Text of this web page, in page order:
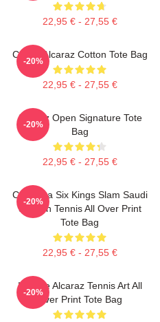
22,95 € - 27,55 €
Carlos Alcaraz Cotton Tote Bag
22,95 € - 27,55 €
-20%
Alcaraz Open Signature Tote
Bag
22,95 € - 27,55 €
-20%
Carmona Six Kings Slam Saudi
Season Tennis All Over Print
Tote Bag
22,95 € - 27,55 €
-20%
Intense Alcaraz Tennis Art All
Over Print Tote Bag
-20%